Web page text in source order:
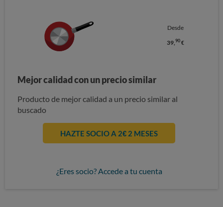
Desde
39, 90€
Mejor calidad con un precio similar
Producto de mejor calidad a un precio similar al
buscado
HAZTE SOCIO A 2€ 2 MESES
¿Eres socio? Accede a tu cuenta